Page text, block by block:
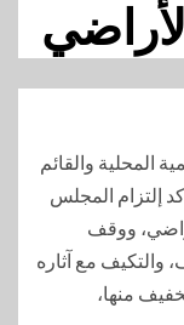
المحلية والقائم
إلتزام المجلس
ووقف
والتكيف مع آثاره
منها،